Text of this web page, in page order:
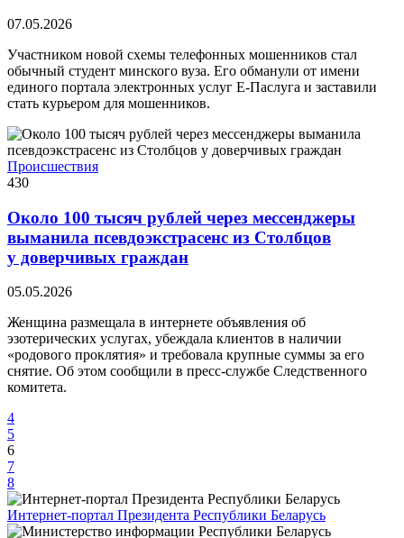
07.05.2026
Участником новой схемы телефонных мошенников стал
обычный студент минского вуза. Его обманули от имени
единого портала электронных услуг Е-Паслуга и заставили
стать курьером для мошенников.
Происшествия
430
Около 100 тысяч рублей через мессенджеры
выманила псевдоэкстрасенс из Столбцов
у доверчивых граждан
05.05.2026
Женщина размещала в интернете объявления об
эзотерических услугах, убеждала клиентов в наличии
«родового проклятия» и требовала крупные суммы за его
снятие. Об этом сообщили в пресс-службе Следственного
комитета.
4
5
6
7
8
Интернет-портал Президента Республики Беларусь